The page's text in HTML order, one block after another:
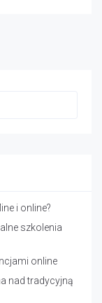
i online?
szkolenia
online
nad tradycyjną